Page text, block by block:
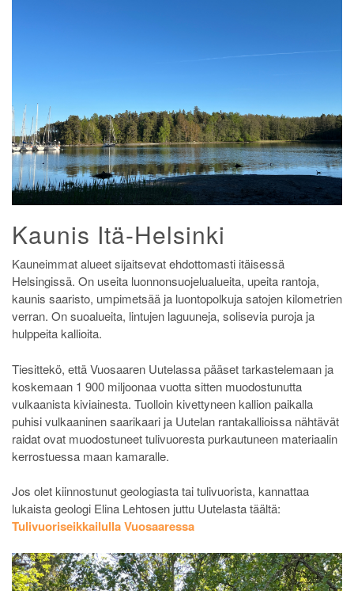
Kaunis Itä-Helsinki
Kauneimmat alueet sijaitsevat ehdottomasti itäisessä
Helsingissä. On useita luonnonsuojelualueita, upeita rantoja,
kaunis saaristo, umpimetsää ja luontopolkuja satojen kilometrien
verran. On suoalueita, lintujen laguuneja, solisevia puroja ja
hulppeita kallioita.
Tiesittekö, että Vuosaaren Uutelassa pääset tarkastelemaan ja
koskemaan 1 900 miljoonaa vuotta sitten muodostunutta
vulkaanista kiviainesta. Tuolloin kivettyneen kallion paikalla
puhisi vulkaaninen saarikaari ja Uutelan rantakallioissa nähtävät
raidat ovat muodostuneet tulivuoresta purkautuneen materiaalin
kerrostuessa maan kamaralle.
Jos olet kiinnostunut geologiasta tai tulivuorista, kannattaa
lukaista geologi Elina Lehtosen juttu Uutelasta täältä:
Tulivuoriseikkailulla Vuosaaressa